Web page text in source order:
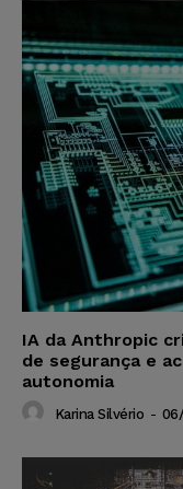
IA da Anthropic
de segurança e
autonomia
Karina Silvério -